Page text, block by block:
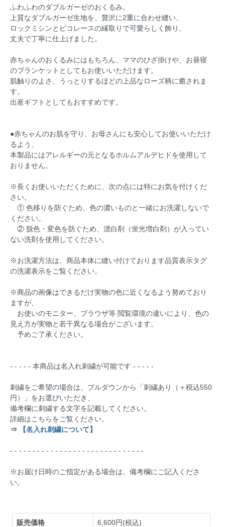
ふわふわのダブルガーゼのおくるみ。
上質なダブルガーゼ生地を、贅沢に2重に合わせ縫い、
ロックミシンとピコレースの縁取りで可愛らしく飾り、
丈夫で丁寧に仕上げました。
赤ちゃんのおくるみにはもちろん、ママのひざ掛けや、お昼寝
のブランケットとしてもお使いいただけます。
肌触りのよさ、うっとりするほどの上品なローズ柄に癒されま
す。
出産ギフトとしてもおすすめです。
●赤ちゃんのお肌を守り、お母さんにも安心してお使いいただけ
るよう、
本製品にはアレルギーの元となるホルムアルデヒドを使用して
おりません。
※長くお使いいただくために、次の点には特にお気を付けくだ
さい。
① 色移りを防ぐため、色の濃いものと一緒にお洗濯しないで
ください。
② 脱色・変色を防ぐため、漂白剤（蛍光増白剤）が入ってい
ない洗剤を使用してください。
※お洗濯方法は、商品本体に縫い付けております品質表示タグ
の洗濯表示をご覧ください。
※商品の画像はできるだけ実物の色に近くなるよう努めており
ますが、
お使いのモニター、ブラウザ等 閲覧環境の違いにより、色の
見え方が実物と若干異なる場合がございます。
予めご了承ください。
- - - - - 本商品は名入れ刺繍が可能です - - - - -
刺繍をご希望の場合は、プルダウンから「刺繍あり（＋税込550
円）」をお選びいただき、
備考欄に刺繍する文字を記載してください。
詳細はこちらをご覧ください。
⇒
【名入れ刺繍について】
- - - - - - - - - - - - - - - - - - - - - - - - - - - - - -
※お届け日時のご指定がある場合は、備考欄にご記入くださ
い。
販売価格 6,600円(税込)